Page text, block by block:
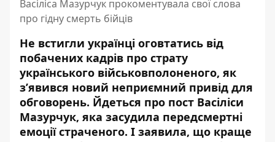
Васіліса Мазурчук прокоментувала свої слова
про гідну смерть бійців
Не встигли українці оговтатись від
побачених кадрів про страту
українського військовполоненого, як
з’явився новий неприємний привід для
обговорень. Йдеться про пост Васіліси
Мазурчук, яка засудила передсмертні
емоції страченого. І заявила, що краще